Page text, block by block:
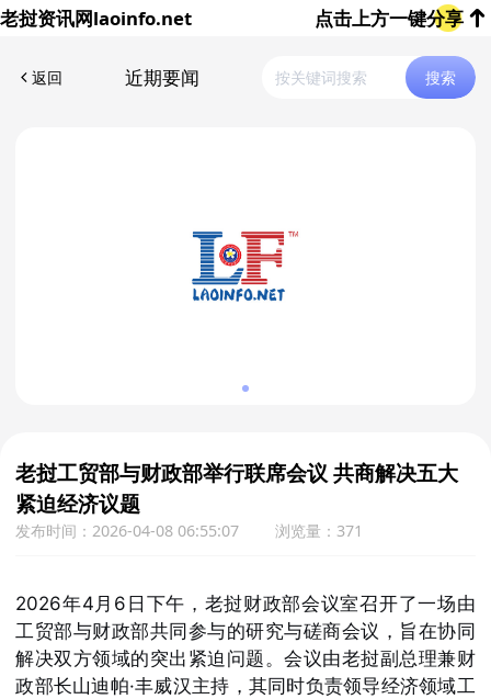
老挝资讯网laoinfo.net 点击上方一键分享
返回 近期要闻 搜索
老挝工贸部与财政部举行联席会议 共商解决五大
紧迫经济议题
发布时间：2026-04-08 06:55:07 浏览量：371
2026年4月6日下午，老挝财政部会议室召开了一场由
工贸部与财政部共同参与的研究与磋商会议，旨在协同
解决双方领域的突出紧迫问题。会议由老挝副总理兼财
政部长山迪帕·丰威汉主持，其同时负责领导经济领域工